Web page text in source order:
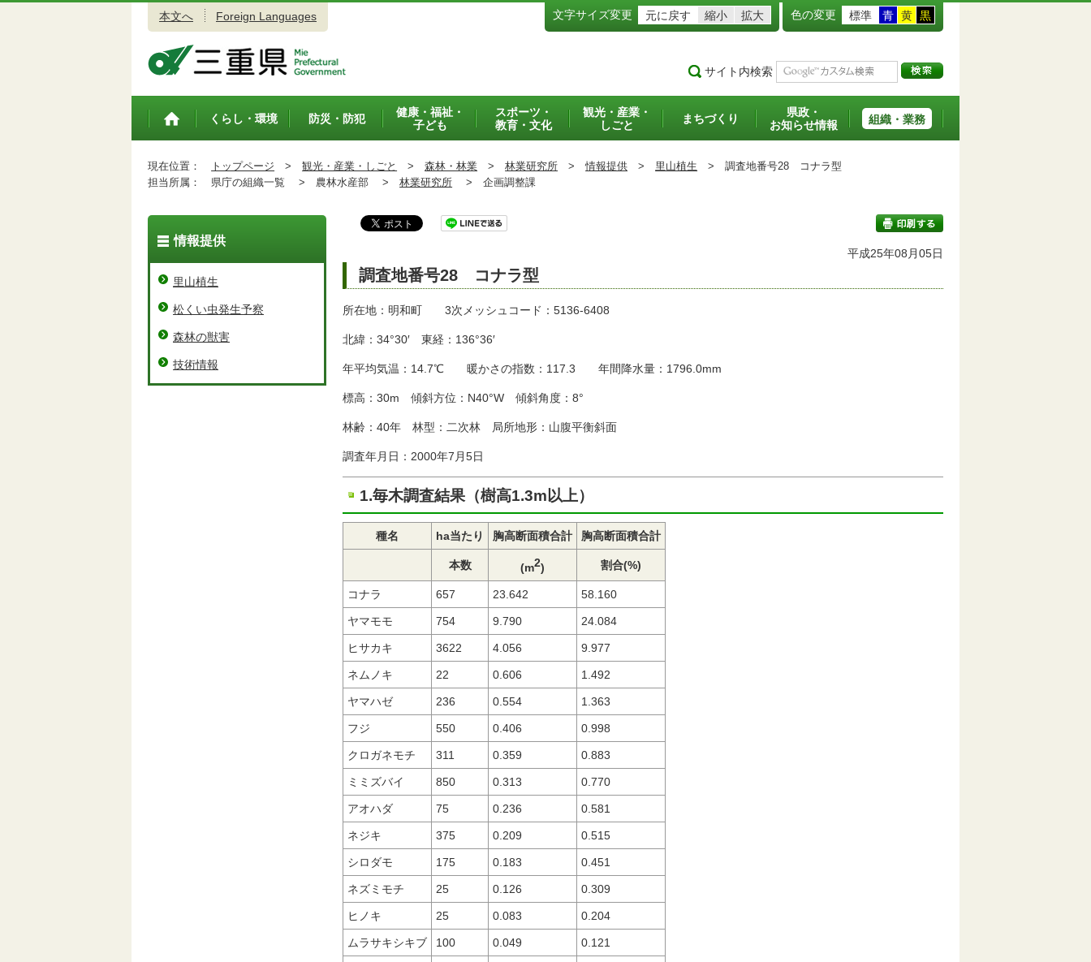
本文へ Foreign Languages 文字サイズ変更 元に戻す 縮小 拡大 色の変更 標準 青 黄 黒
サイト内検索
トップペ
くらし・環境 防災・防犯
健康・福祉・
子ども
スポーツ・
教育・文化
観光・産業・
しごと
まちづくり
県政・
お知らせ情報
組織・業務
現在位置： トップページ > 観光・産業・しごと > 森林・林業 > 林業研究所 > 情報提供 > 里山植生 > 調査地番号28 コナラ型
担当所属：
県庁の組織一覧 > 農林水産部 > 林業研究所 > 企画調整課
印刷する
平成25年08月05日
調査地番号28 コナラ型
所在地：明和町 3次メッシュコード：5136-6408
北緯：34°30′ 東経：136°36′
年平均気温：14.7℃ 暖かさの指数：117.3 年間降水量：1796.0mm
標高：30m 傾斜方位：N40°W 傾斜角度：8°
林齢：40年 林型：二次林 局所地形：山腹平衡斜面
調査年月日：2000年7月5日
1.毎木調査結果（樹高1.3m以上）
種名 ha当たり 胸高断面積合計 胸高断面積合計
本数 (m2) 割合(%)
コナラ 657 23.642 58.160
ヤマモモ 754 9.790 24.084
ヒサカキ 3622 4.056 9.977
ネムノキ 22 0.606 1.492
ヤマハゼ 236 0.554 1.363
フジ 550 0.406 0.998
クロガネモチ 311 0.359 0.883
ミミズバイ 850 0.313 0.770
アオハダ 75 0.236 0.581
ネジキ 375 0.209 0.515
シロダモ 175 0.183 0.451
ネズミモチ 25 0.126 0.309
ヒノキ 25 0.083 0.204
ムラサキシキブ 100 0.049 0.121
情報提供
里山植生
松くい虫発生予察
森林の獣害
技術情報